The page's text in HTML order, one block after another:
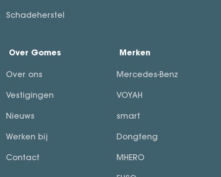
Schadeherstel
Over Gomes
Over ons
Vestigingen
Nieuws
Werken bij
Contact
Merken
Mercedes-Benz
VOYAH
smart
Dongfeng
MHERO